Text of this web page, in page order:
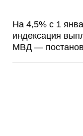
На 4,5% с 1
индексация
МВД —